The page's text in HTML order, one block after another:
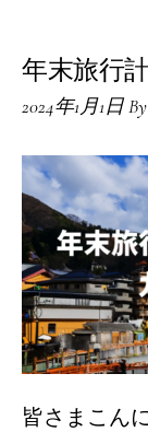
年末旅行
2024年1月1日By
皆さまこん